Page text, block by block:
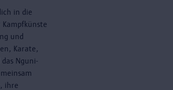
in die
und
Karate,
das Nguni-
ihre